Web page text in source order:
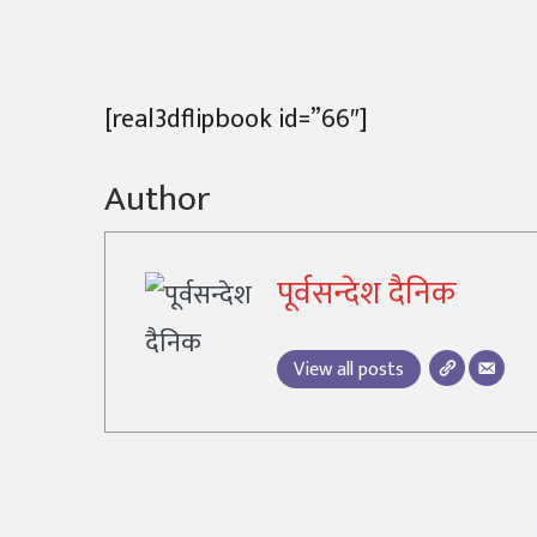
[real3dflipbook id=”66″]
Author
पूर्वसन्देश दैनिक
View all posts